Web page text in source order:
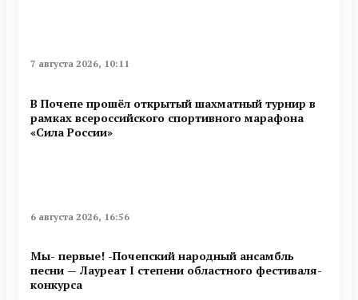
7 августа 2026, 10:11
В Почепе прошёл открытый шахматный турнир в
рамках всероссийского спортивного марафона
«Сила России»
6 августа 2026, 16:56
Мы- первые! -Почепский народный ансамбль
песни — Лауреат I степени областного фестиваля-
конкурса